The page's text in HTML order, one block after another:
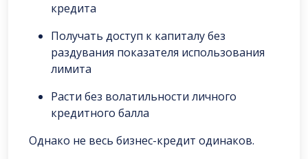
кредита
Получать доступ к капиталу без
раздувания показателя использования
лимита
Расти без волатильности личного
кредитного балла
Однако не весь бизнес-кредит одинаков.